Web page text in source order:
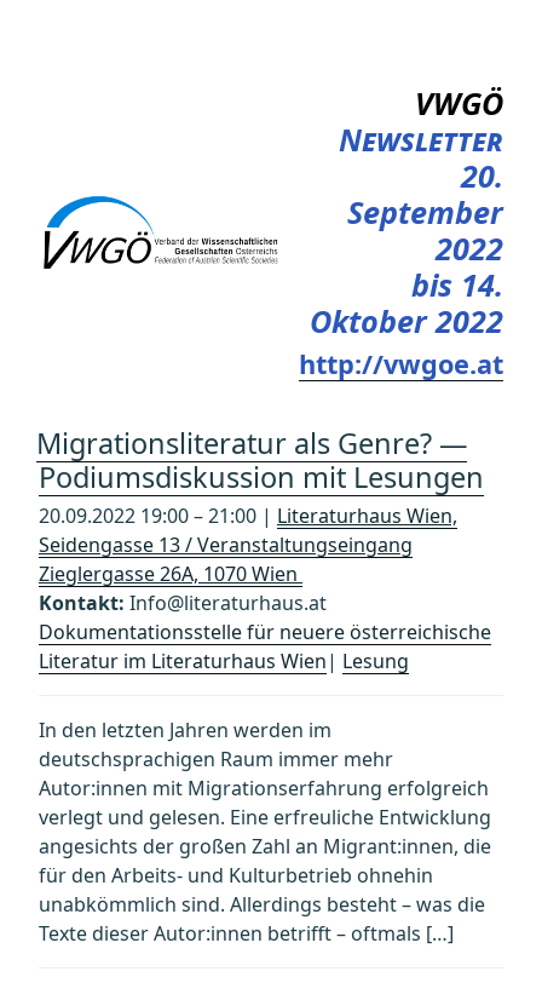
VWGÖ
Newsletter
20.
September
2022
bis 14.
Oktober 2022
http://vwgoe.at
Migrationsliteratur als Genre? —
Podiumsdiskussion mit Lesungen
20.09.2022 19:00 – 21:00 | Literaturhaus Wien,
Seidengasse 13 / Veranstaltungseingang
Zieglergasse 26A, 1070 Wien
Kontakt: Info@literaturhaus.at
Dokumentationsstelle für neuere österreichische
Literatur im Literaturhaus Wien| Lesung
In den letzten Jahren werden im
deutschsprachigen Raum immer mehr
Autor:innen mit Migrationserfahrung erfolgreich
verlegt und gelesen. Eine erfreuliche Entwicklung
angesichts der großen Zahl an Migrant:innen, die
für den Arbeits- und Kulturbetrieb ohnehin
unabkömmlich sind. Allerdings besteht – was die
Texte dieser Autor:innen betrifft – oftmals […]